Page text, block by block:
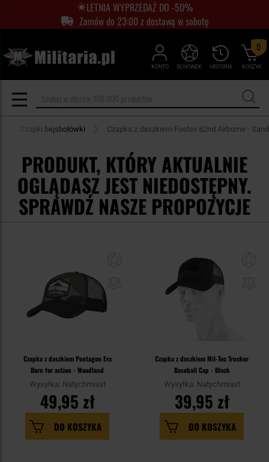
LETNIA WYPRZEDAŻ DO -50%
Zamów do 23:00 z dostawą w sobotę
KONTO HISTORIA
SCHOWEK KOSZYK
0
Czapki bejsbolówki Czapka z daszkiem Fostex 82nd Airborne - Sand
PRODUKT, KTÓRY AKTUALNIE
OGLĄDASZ JEST NIEDOSTĘPNY.
SPRAWDŹ NASZE PROPOZYCJE
Czapka z daszkiem Pentagon Era
Born for action - Woodland
Wysyłka: Natychmiast
49,95 zł
DO KOSZYKA
Czapka z daszkiem Mil-Tec Trucker
Baseball Cap - Black
Wysyłka: Natychmiast
39,95 zł
DO KOSZYKA